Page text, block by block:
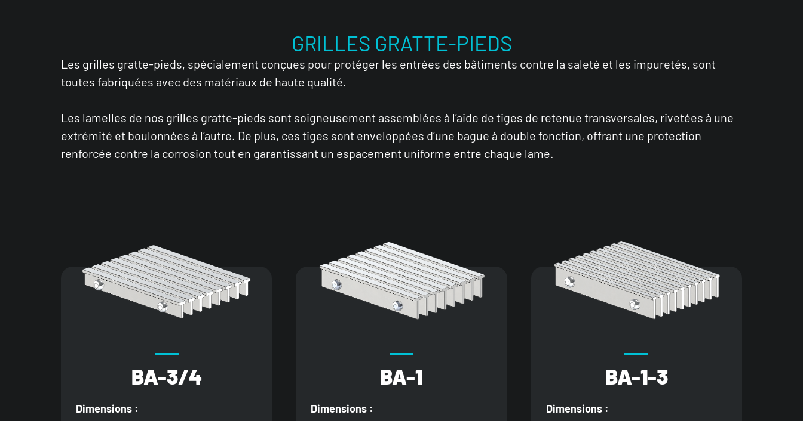
GRILLES GRATTE-PIEDS
Les grilles gratte-pieds, spécialement conçues pour protéger les entrées des bâtiments contre la saleté et les impuretés, sont
toutes fabriquées avec des matériaux de haute qualité.
Les lamelles de nos grilles gratte-pieds sont soigneusement assemblées à l’aide de tiges de retenue transversales, rivetées à une
extrémité et boulonnées à l’autre. De plus, ces tiges sont enveloppées d’une bague à double fonction, offrant une protection
renforcée contre la corrosion tout en garantissant un espacement uniforme entre chaque lame.
BA-3/4
Dimensions :
BA-1
Dimensions :
BA-1-3
Dimensions :